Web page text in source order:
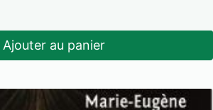
Ajouter au panier